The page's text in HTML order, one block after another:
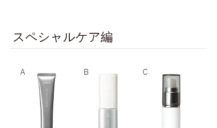
スペシャルケア編